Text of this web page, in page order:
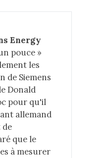
Energy
pouce »
les
de Siemens
Donald
pour qu'il
allemand
de
que le
à mesurer